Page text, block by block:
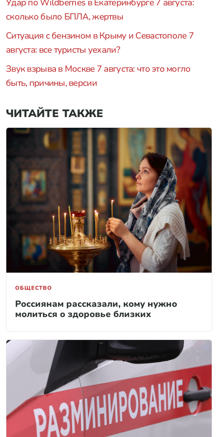
сколько было БПЛА, жертвы
Ситуация с бензином в Крыму и Севастополе 7
августа: все туристы уехали?
Звук взрыва в Москве 7 августа: что это могло
быть, причины, версии
ЧИТАЙТЕ ТАКЖЕ
ОБЩЕСТВО
Россиянам рассказали, кому нужно
молиться о здоровье близких